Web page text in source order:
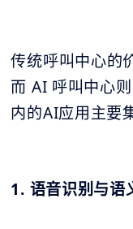
传统呼叫中心的
而 AI 呼叫中心
内的AI应用主要
1. 语音识别与语